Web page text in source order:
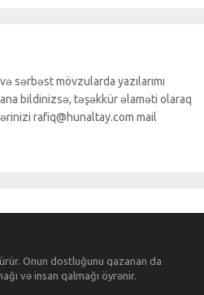
sərbəst mövzularda yazılarımı
bildinizsə, təşəkkür əlaməti olaraq
rafiq@hunaltay.com mail
Onun dostluğunu qazanan da
və insan qalmağı öyrənir.